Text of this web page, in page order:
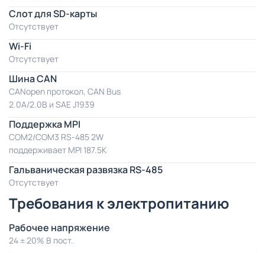
Слот для SD-карты
Отсутствует
Wi-Fi
Отсутствует
Шина CAN
CANopen протокол, CAN Bus
2.0A/2.0B и SAE J1939
Поддержка MPI
COM2/COM3 RS-485 2W
поддерживает MPI 187.5K
Гальваническая развязка RS-485
Отсутствует
Требования к электропитанию
Рабочее напряжение
24 ± 20% В пост.